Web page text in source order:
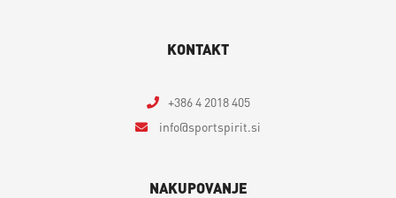
KONTAKT
+386 4 2018 405
info
sportspirit.si
NAKUPOVANJE